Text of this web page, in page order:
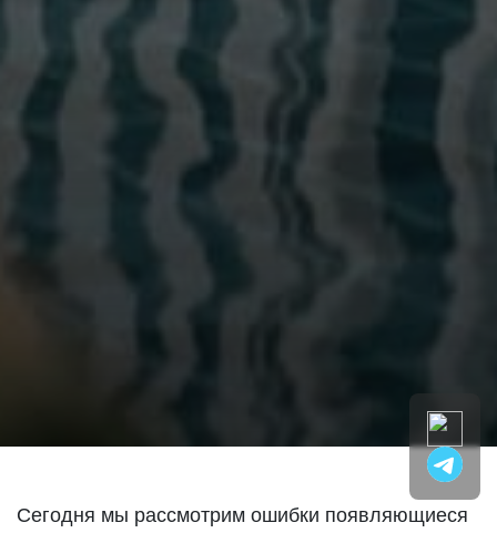
Сегодня мы рассмотрим ошибки появляющиеся